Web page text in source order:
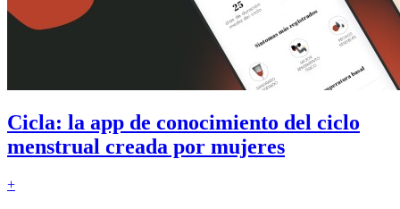
Cicla: la app de conocimiento del ciclo
menstrual creada por mujeres
+